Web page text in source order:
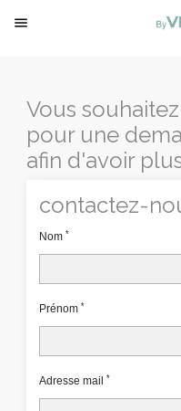

Vous
pour une
afin d'avoir
contactez-
Nom *
Prénom *
Adresse mail *